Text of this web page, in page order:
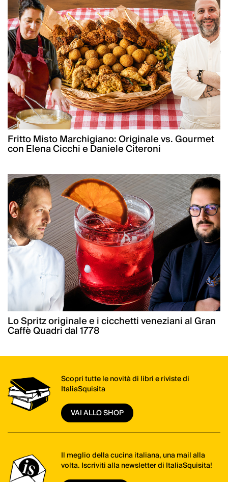
Fritto Misto Marchigiano: Originale vs. Gourmet
con Elena Cicchi e Daniele Citeroni
Lo Spritz originale e i cicchetti veneziani al Gran
Caffè Quadri dal 1778
Scopri tutte le novità di libri e riviste di
ItaliaSquisita
VAI ALLO SHOP
Il meglio della cucina italiana, una mail alla
volta. Iscriviti alla newsletter di ItaliaSquisita!